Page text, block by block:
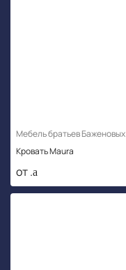
Мебель братьев Баженовых
Кровать Maura
от .